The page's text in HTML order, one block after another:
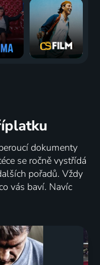
dokumenty
se ročně vystřídá
pořadů. Vždy
vás baví. Navíc